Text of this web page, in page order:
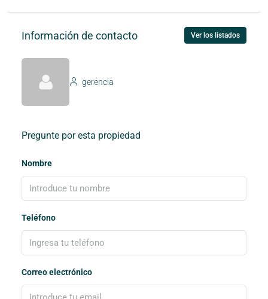
Información de contacto Ver los listados
gerencia
Pregunte por esta propiedad
Nombre
Teléfono
Correo electrónico